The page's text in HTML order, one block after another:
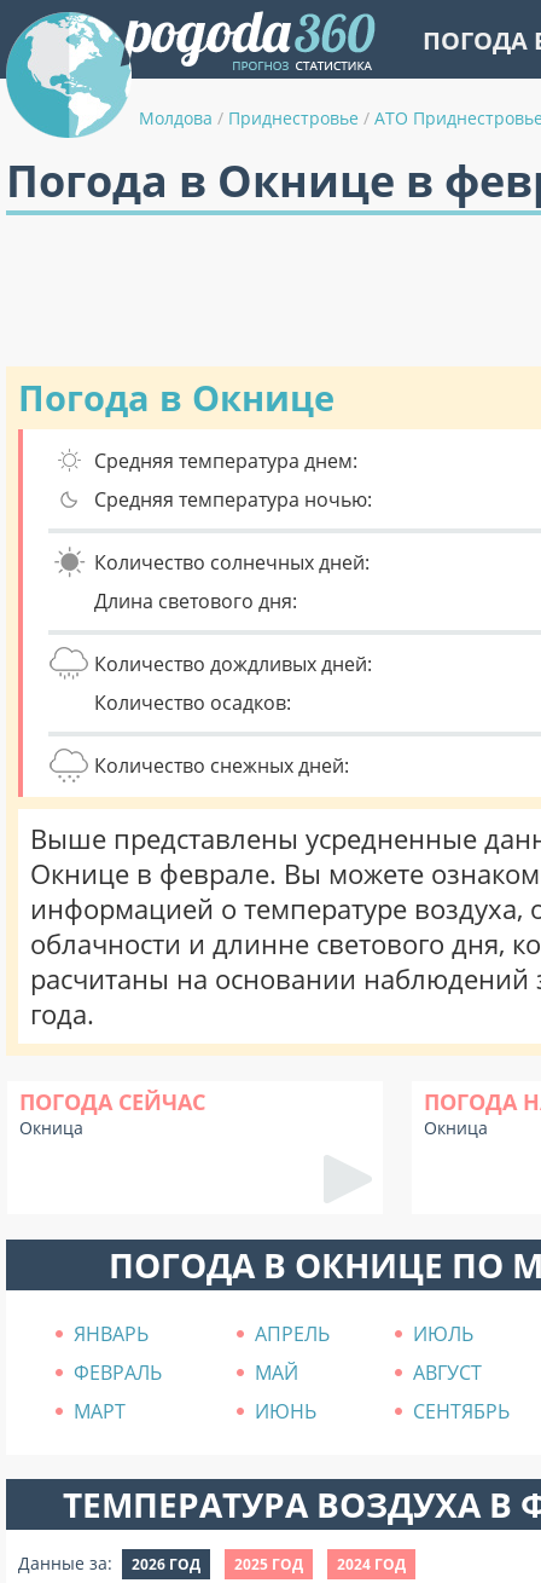
ПОГОДА
Молдова / Приднестровье / АТО
Погода в Окнице в
Погода в Окнице
Средняя температура днем:
Средняя температура ночью:
Количество солнечных дней:
Длина светового дня:
Количество дождливых дней:
Количество осадков:
Количество снежных дней:
Выше представлены усредненные
Окнице в феврале. Вы можете
информацией о температуре воздуха,
облачности и длинне светового дня,
расчитаны на основании наблюдений
года.
ПОГОДА СЕЙЧАС
Окница
ПОГОДА
Окница
ПОГОДА В ОКНИЦЕ ПО
ЯНВАРЬ АПРЕЛЬ
ИЮЛЬ
ФЕВРАЛЬ
МАЙ
АВГУСТ
МАРТ
ИЮНЬ СЕНТЯБРЬ
ТЕМПЕРАТУРА ВОЗДУХА В
Данные за: 2026 ГОД 2025 ГОД 2024 ГОД